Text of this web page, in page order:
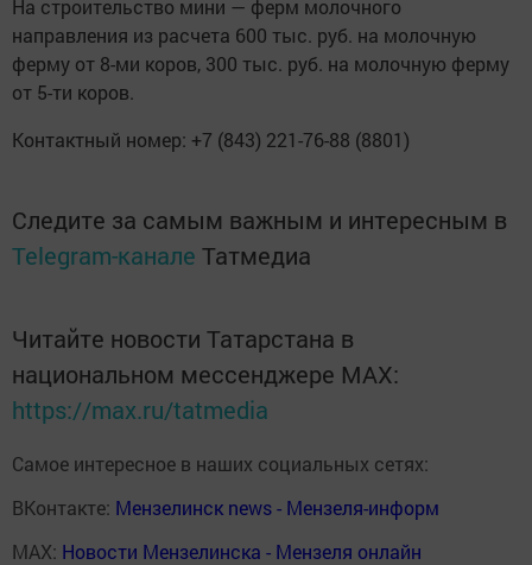
На строительство мини — ферм молочного
направления из расчета 600 тыс. руб. на молочную
ферму от 8-ми коров, 300 тыс. руб. на молочную ферму
от 5-ти коров.
Контактный номер: +7 (843) 221-76-88 (8801)
Следите за самым важным и интересным в
Telegram-канале Татмедиа
Читайте новости Татарстана в
национальном мессенджере MАХ:
https://max.ru/tatmedia
Самое интересное в наших социальных сетях:
ВКонтакте: Мензелинск news - Мензеля-информ
MAX: Новости Мензелинска - Мензеля онлайн